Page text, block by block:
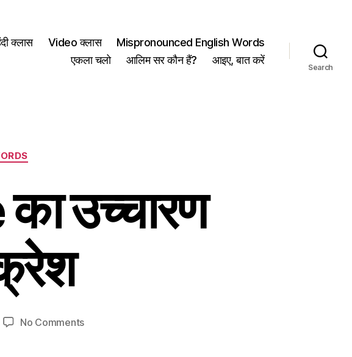
क्लास Video क्लास
Mispronounced English Words
एकला चलो
आलिम सर कौन हैं? आइए, बात करें
Search
उच्चारण
No Commentson